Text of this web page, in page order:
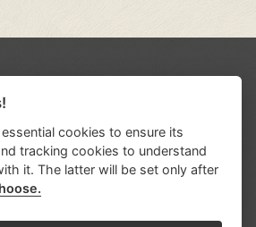
cookies to ensure its
tracking cookies to understand
it. The latter will be set only after